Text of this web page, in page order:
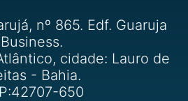
nº 865. Edf. Guaruja
Business.
cidade: Lauro de
- Bahia.
650